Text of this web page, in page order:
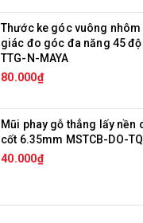
Thước ke góc vuông nhôm
giác đo góc đa năng 45 độ
TTG-N-MAYA
80.000₫
Mũi phay gỗ thẳng lấy nền
cốt 6.35mm MSTCB-DO-TQ
40.000₫